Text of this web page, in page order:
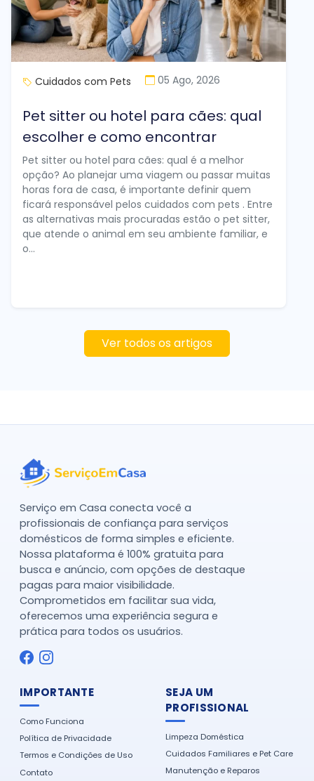
Cuidados com Pets 05 Ago, 2026
Pet sitter ou hotel para cães: qual
escolher e como encontrar
Pet sitter ou hotel para cães: qual é a melhor
opção? Ao planejar uma viagem ou passar muitas
horas fora de casa, é importante definir quem
ficará responsável pelos cuidados com pets . Entre
as alternativas mais procuradas estão o pet sitter,
que atende o animal em seu ambiente familiar, e
o...
Ver todos os artigos
Serviço em Casa conecta você a
profissionais de confiança para serviços
domésticos de forma simples e eficiente.
Nossa plataforma é 100% gratuita para
busca e anúncio, com opções de destaque
pagas para maior visibilidade.
Comprometidos em facilitar sua vida,
oferecemos uma experiência segura e
prática para todos os usuários.
IMPORTANTE
Como Funciona
Política de Privacidade
Termos e Condições de Uso
Contato
SEJA UM
PROFISSIONAL
Limpeza Doméstica
Cuidados Familiares e Pet Care
Manutenção e Reparos